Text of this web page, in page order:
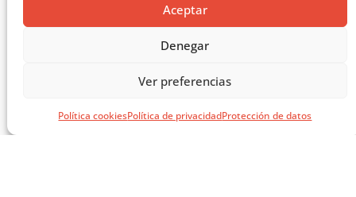
Aceptar
Denegar
Ver preferencias
Política cookiesPolítica de privacidadProtección de datos
MASTERCLASS: ARQUITECTURA PARA EL APRENDIZAJE
CARGAR MÁS ...